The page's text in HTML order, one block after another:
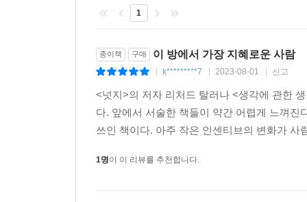
1
종이책 구매 이 방에서 가장 지혜로운 사람
k*********7 2023-08-01 신고
<넛지>의 저자 리처드 탈러나 <생각에 관한
다. 앞에서 서술한 책들이 약간 어렵게 느껴
쓰인 책이다. 아주 작은 인센티브의 변화가
1명이 이 리뷰를 추천합니다.